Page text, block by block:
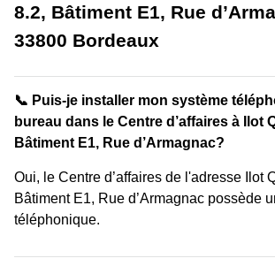
8.2, Bâtiment E1, Rue
33800 Bordeaux
📞 Puis-je installer mon système
bureau dans le Centre d’affaires à Ilot
Bâtiment E1, Rue d’Armagnac?
Oui, le Centre d’affaires de l'adresse Ilot
Bâtiment E1, Rue d’Armagnac possède
téléphonique.